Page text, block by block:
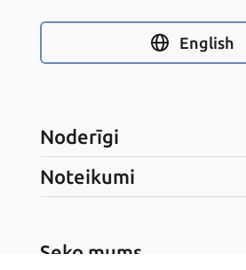
English
Noderīgi
Noteikumi
Seko mums